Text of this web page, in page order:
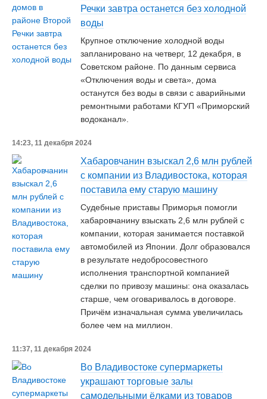
Речки завтра останется без холодной
воды
Крупное отключение холодной воды
запланировано на четверг, 12 декабря, в
Советском районе. По данным сервиса
«Отключения воды и света», дома
останутся без воды в связи с аварийными
ремонтными работами КГУП «Приморский
водоканал».
14:23, 11 декабря 2024
Хабаровчанин взыскал 2,6 млн рублей
с компании из Владивостока, которая
поставила ему старую машину
Судебные приставы Приморья помогли
хабаровчанину взыскать 2,6 млн рублей с
компании, которая занимается поставкой
автомобилей из Японии. Долг образовался
в результате недобросовестного
исполнения транспортной компанией
сделки по привозу машины: она оказалась
старше, чем оговаривалось в договоре.
Причём изначальная сумма увеличилась
более чем на миллион.
11:37, 11 декабря 2024
Во Владивостоке супермаркеты
украшают торговые залы
самодельными ёлками из товаров